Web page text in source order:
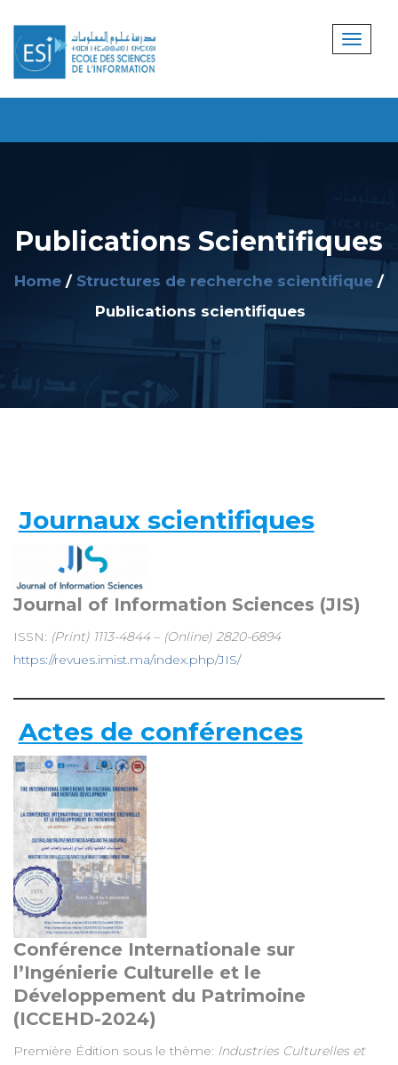
Publications Scientifiques
Home
Structures de recherche scientifique
Publications scientifiques
Journaux scientifiques
Journal of Information Sciences (JIS)
ISSN: (Print) 1113-4844– (Online) 2820-6894
https://revues.imist.ma/index.php/JIS/
Actes de conférences
Conférence Internationale sur
l’Ingénierie Culturelle et le
Développement du Patrimoine
(ICCEHD-2024)
Première Édition sous le thème: Industries Culturelles et